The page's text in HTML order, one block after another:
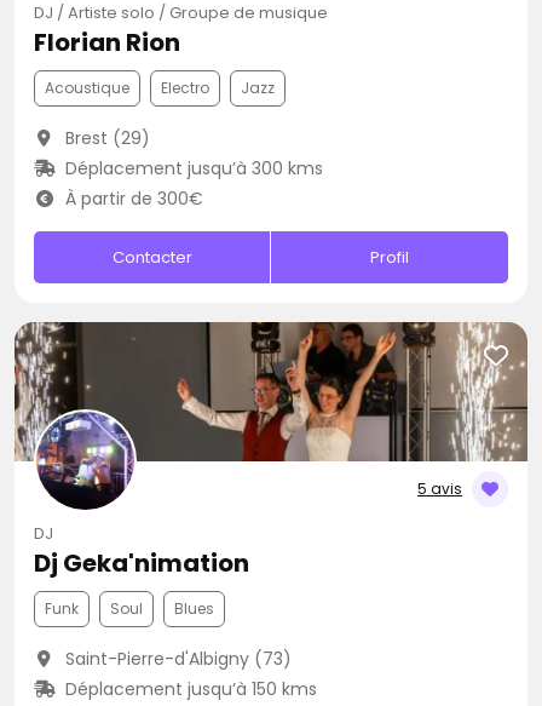
DJ / Artiste solo / Groupe de musique
Florian Rion
Acoustique Electro Jazz
Brest (29)
Déplacement jusqu’à 300 kms
À partir de 300€
Contacter Profil
5 avis
DJ
Dj Geka'nimation
Funk Soul Blues
Saint-Pierre-d'Albigny (73)
Déplacement jusqu’à 150 kms